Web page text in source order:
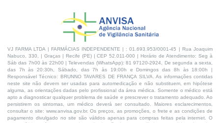
VJ FARMA LTDA | FARMÁCIAS INDEPENDENTE | : 01.693.953/0001-45 | Rua Joaquim
Nabuco, 330, | Graças | Recife (PE) | CEP 52.011-000 | Horário de Atendimento: Seg à
Sáb das 7h00 às 22h00 | Televendas (WhatsApp): 81 97120-2924, De segunda a sexta,
das 7h às 20:30h, Sábado, das 7h às 19:00h e Domingos das 8h às 18:00h |
Responsável Técnico: BRUNNO TAVARES DE FRANÇA SILVA. As informações contidas
neste site não devem ser usadas para automedicação e não substituem, em hipótese
alguma, as orientações dadas pelo profissional da área médica. Somente o médico está
apto a diagnosticar qualquer problema de saúde e prescrever o tratamento adequado. Ao
persistirem os sintomas, um médico deverá ser consultado. Maiores esclarecimentos,
consultar o site: www.anvisa.gov.br. Os preços, as promoções, o frete e as condições de
pagamento divulgado no site são válidos apenas para compras feitas pela internet. O